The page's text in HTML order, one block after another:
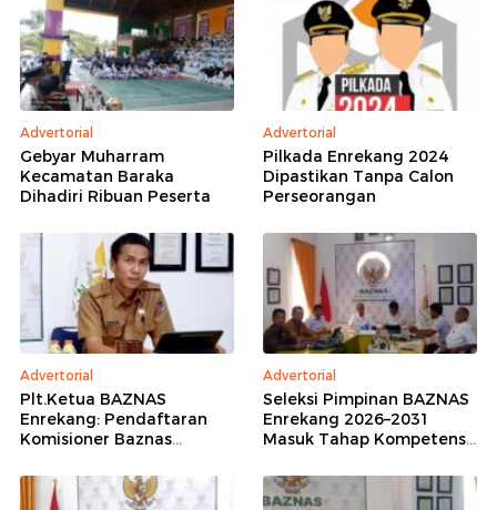
Advertorial
Gebyar Muharram
Kecamatan Baraka
Dihadiri Ribuan Peserta
Advertorial
Pilkada Enrekang 2024
Dipastikan Tanpa Calon
Perseorangan
Advertorial
Plt.Ketua BAZNAS
Enrekang: Pendaftaran
Komisioner Baznas
2031 Ditutup
Advertorial
Seleksi Pimpinan BAZNAS
Enrekang 2026–2031
Masuk Tahap Kompetensi,
Administrasi